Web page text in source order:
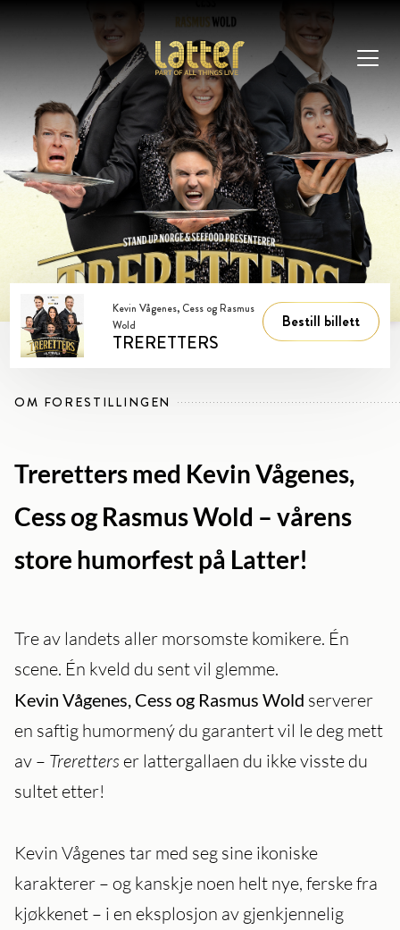
Kevin Vågenes, Cess og Rasmus
Wold
TRERETTERS
Bestill billett
OM FORESTILLINGEN
Treretters med Kevin Vågenes,
Cess og Rasmus Wold – vårens
store humorfest på Latter!
Tre av landets aller morsomste komikere. Én
scene. Én kveld du sent vil glemme.
Kevin Vågenes, Cess og Rasmus Wold serverer
en saftig humormený du garantert vil le deg mett
av – Treretterser lattergallaen du ikke visste du
sultet etter!
Kevin Vågenes tar med seg sine ikoniske
karakterer – og kanskje noen helt nye, ferske fra
kjøkkenet – i en eksplosjon av gjenkjennelig